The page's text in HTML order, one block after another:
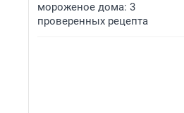
мороженое дома: 3
проверенных рецепта